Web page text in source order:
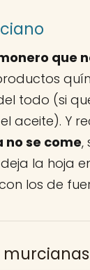
que
todo (si
aceite). Y
no se come,
la hoja
los de
murcianas